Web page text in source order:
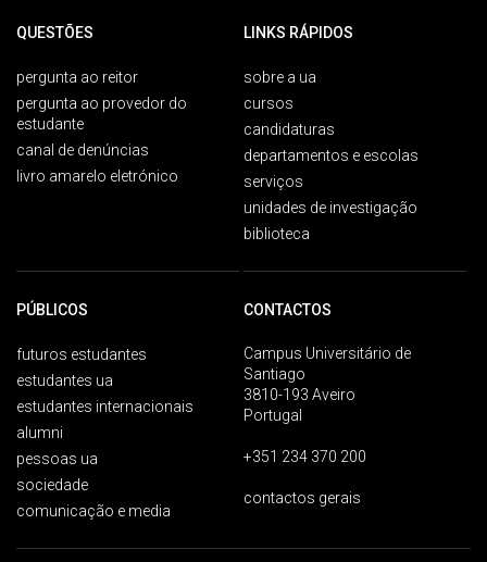
QUESTÕES
pergunta ao reitor
pergunta ao provedor do
estudante
canal de denúncias
livro amarelo eletrónico
LINKS RÁPIDOS
sobre a ua
cursos
candidaturas
departamentos e escolas
serviços
unidades de investigação
biblioteca
PÚBLICOS
futuros estudantes
estudantes ua
estudantes internacionais
alumni
pessoas ua
sociedade
comunicação e media
CONTACTOS
Campus Universitário de
Santiago
3810-193 Aveiro
Portugal
+351 234 370 200
contactos gerais